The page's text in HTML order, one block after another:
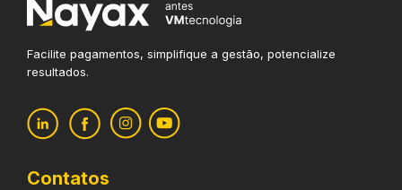
Facilite pagamentos, simplifique a gestão, potencialize
resultados.
Contatos